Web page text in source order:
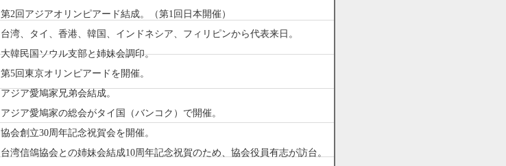
第2回アジアオリンピアード結成。（第1回日本開催）
台湾、タイ、香港、韓国、インドネシア、フィリピンから代表来日。
大韓民国ソウル支部と姉妹会調印。
第5回東京オリンピアードを開催。
アジア愛鳩家兄弟会結成。
アジア愛鳩家の総会がタイ国（バンコク）で開催。
協会創立30周年記念祝賀会を開催。
台湾信鴿協会との姉妹会結成10周年記念祝賀のため、協会役員有志が訪台。